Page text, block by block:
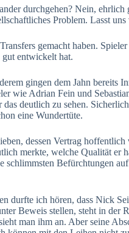
durchgehen? Nein,
Problem. Lasst
gemacht haben.
entwickelt hat.
gingen dem Jahn
wie Adrian Fein und
deutlich zu sehen.
eine Wundertüte.
dessen Vertrag
merkte, welche Qualität
Befürchtungen
durfte ich hören, dass Nick
Beweis stellen, steht in
man ihm an. Aber seine